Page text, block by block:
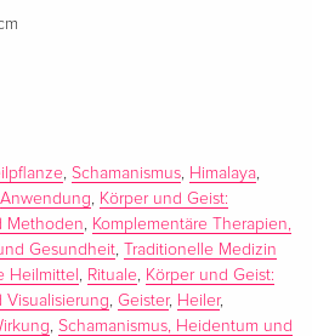
lebt die vierfache Mutter als
und spirituelle Beraterin auf
im Kärtner Mölltal (Österreich).
Krämer, erfahrende Ritualfrau
ein alter Schamane aus der
ruft, um sein Wissen mit ihr zu
in den Himalaya und
, Schamanismus, Himalaya,
Anwendung, Körper und Geist:
Methoden, Komplementäre Therapien,
Gesundheit,
Traditionelle Medizin
Heilmittel , Rituale, Körper und Geist:
Visualisierung, Geister, Heiler,
, Schamanismus, Heidentum und